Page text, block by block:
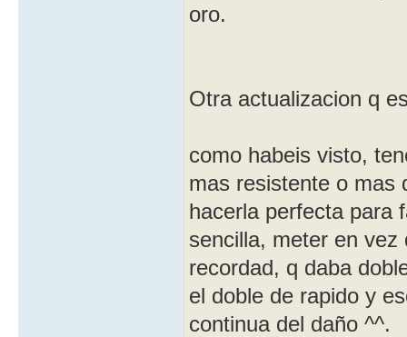
oro.
Otra actualizacion q
como habeis visto,
mas resistente o mas
hacerla perfecta para
sencilla, meter en
recordad, q daba
el doble de rapido y
continua del daño ^^.